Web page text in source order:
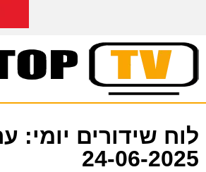
לוח שידורים יומי:
24-06-2025